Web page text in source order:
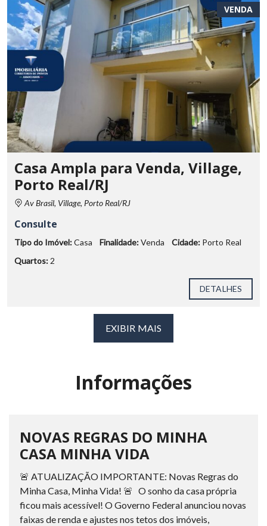
VENDA
Casa Ampla para Venda, Village,
Porto Real/RJ
Av Brasil, Village, Porto Real/RJ
Consulte
Tipo do Imóvel:Casa Finalidade:Venda Cidade: Porto Real
Quartos: 2
DETALHES
EXIBIR MAIS
Informações
NOVAS REGRAS DO MINHA
CASA MINHA VIDA
🚨 ATUALIZAÇÃO IMPORTANTE: Novas Regras do
Minha Casa, Minha Vida! 🚨 O sonho da casa própria
ficou mais acessível! O Governo Federal anunciou novas
faixas de renda e ajustes nos tetos dos imóveis,